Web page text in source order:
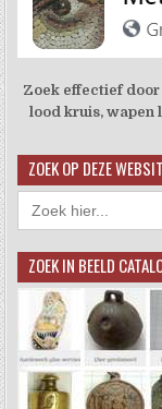
Zoek effectief
lood kruis, wapen
ZOEK OP DEZE
Zoek
naar:
ZOEK IN BEELD